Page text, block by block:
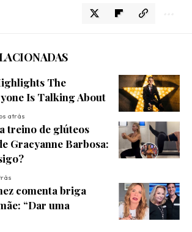
The
Is Talking About
atrás
treino de glúteos
Gracyanne Barbosa:
comenta briga
“Dar uma